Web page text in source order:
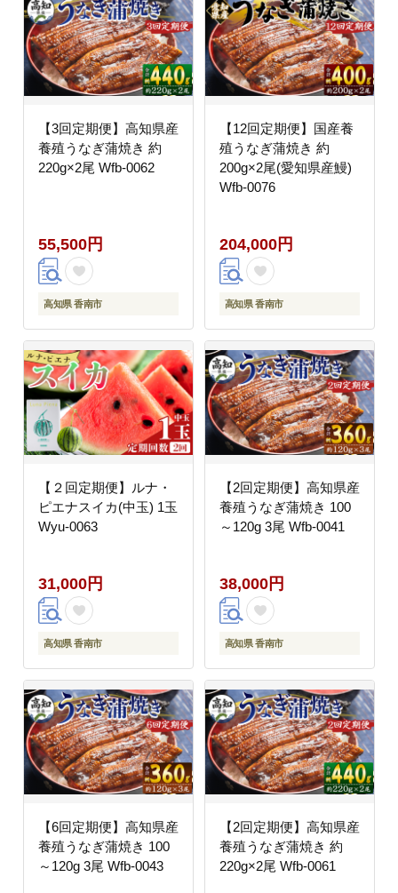
【3回定期便】高知県産
養殖うなぎ蒲焼き 約
220g×2尾 Wfb-0062
55,500円
高知県 香南市
【12回定期便】国産養
殖うなぎ蒲焼き 約
200g×2尾(愛知県産鰻)
Wfb-0076
204,000円
高知県 香南市
【２回定期便】ルナ・
ピエナスイカ(中玉) 1玉
Wyu-0063
31,000円
高知県 香南市
【2回定期便】高知県産
養殖うなぎ蒲焼き 100
～120g 3尾 Wfb-0041
38,000円
高知県 香南市
【6回定期便】高知県産
養殖うなぎ蒲焼き 100
～120g 3尾 Wfb-0043
【2回定期便】高知県産
養殖うなぎ蒲焼き 約
220g×2尾 Wfb-0061